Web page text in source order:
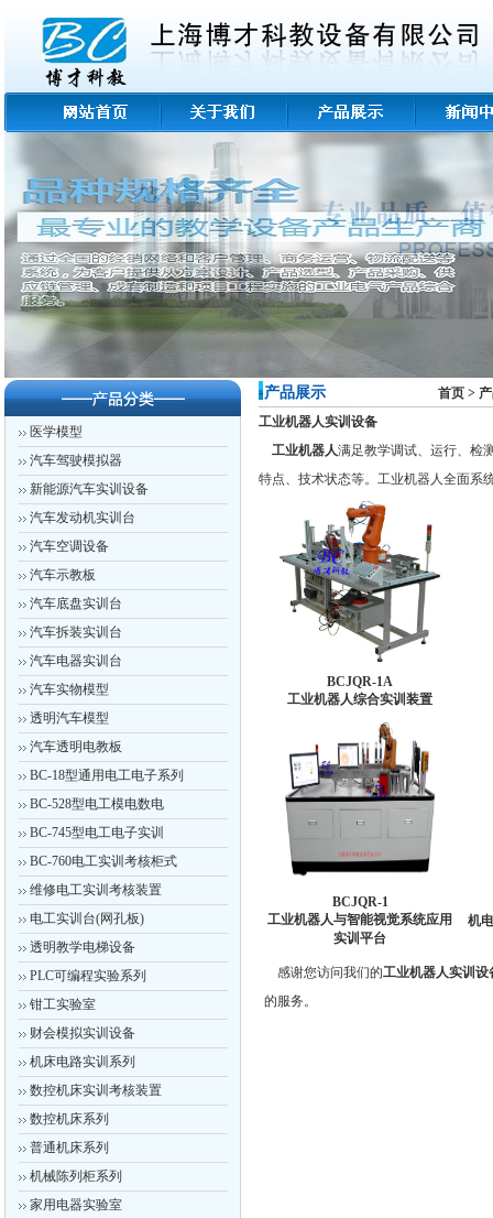
医学模型
汽车驾驶模拟器
新能源汽车实训设备
汽车发动机实训台
汽车空调设备
汽车示教板
汽车底盘实训台
汽车拆装实训台
汽车电器实训台
汽车实物模型
透明汽车模型
汽车透明电教板
BC-18型通用电工电子系列
BC-528型电工模电数电
BC-745型电工电子实训
BC-760电工实训考核柜式
维修电工实训考核装置
电工实训台(网孔板)
透明教学电梯设备
PLC可编程实验系列
钳工实验室
财会模拟实训设备
机床电路实训系列
数控机床实训考核装置
数控机床系列
普通机床系列
机械陈列柜系列
家用电器实验室
-产品展示 首页 >
工业机器人实训设备
工业机器人满足教学调试、运行、检
特点、技术状态等。 工业机器人全面系
BCJQR-1A
工业机器人综合实训装置
BCJQR-1
工业机器人与智能视觉系统应用
实训平台
机
感谢您访问我们的工业机器人实训设
的服务。